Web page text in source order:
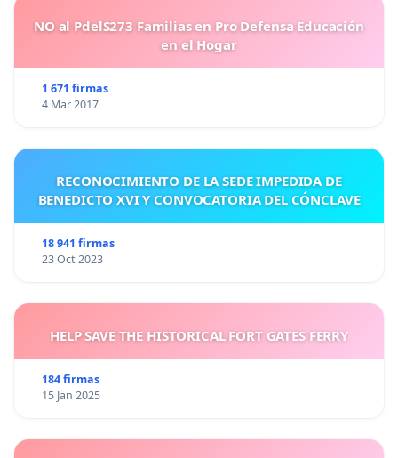
NO al PdelS273 Familias en Pro Defensa Educación
en el Hogar
1 671 firmas
4 Mar 2017
RECONOCIMIENTO DE LA SEDE IMPEDIDA DE
BENEDICTO XVI Y CONVOCATORIA DEL CÓNCLAVE
18 941 firmas
23 Oct 2023
HELP SAVE THE HISTORICAL FORT GATES FERRY
184 firmas
15 Jan 2025